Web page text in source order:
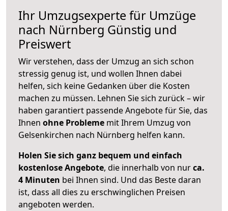
Ihr Umzugsexperte für Umzüge
nach Nürnberg Günstig und
Preiswert
Wir verstehen, dass der Umzug an sich schon
stressig genug ist, und wollen Ihnen dabei
helfen, sich keine Gedanken über die Kosten
machen zu müssen. Lehnen Sie sich zurück – wir
haben garantiert passende Angebote für Sie, das
Ihnen ohne Probleme mit Ihrem Umzug von
Gelsenkirchen nach Nürnberg helfen kann.
Holen Sie sich ganz bequem und einfach
kostenlose Angebote, die innerhalb von nurca.
4 Minuten bei Ihnen sind. Und das Beste daran
ist, dass all dies zu erschwinglichen Preisen
angeboten werden.